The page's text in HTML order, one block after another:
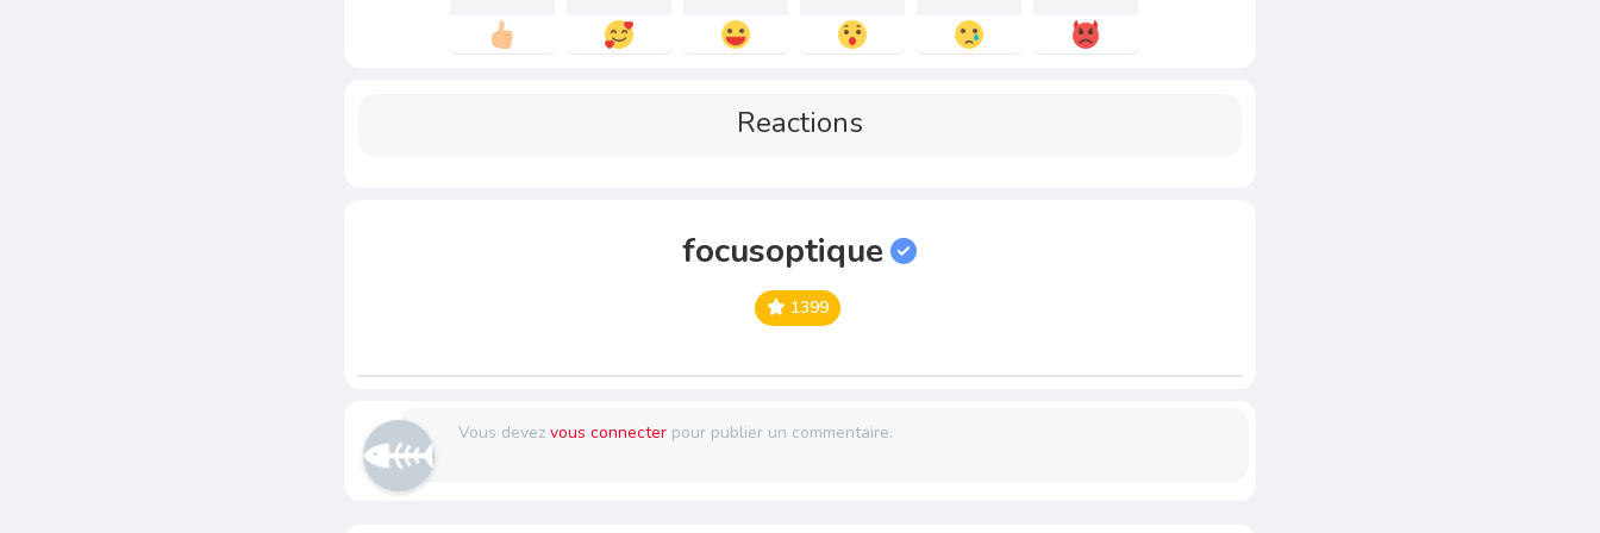
Reactions
focusoptique
1399
Vous devezvous connecter pour publier un commentaire.